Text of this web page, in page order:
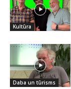
Kultūra
Daba un tūrisms